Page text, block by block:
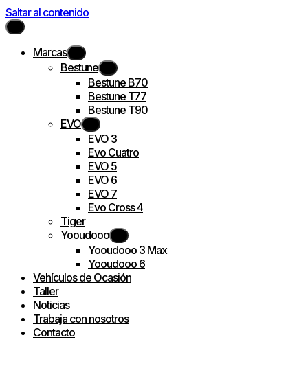
Saltar al contenido
Marcas
Bestune
Bestune B70
Bestune T77
Bestune T90
EVO
EVO 3
Evo Cuatro
EVO 5
EVO 6
EVO 7
Evo Cross 4
Tiger
Yooudooo
Yooudooo 3 Max
Yooudooo 6
Vehículos de Ocasión
Taller
Noticias
Trabaja con nosotros
Contacto